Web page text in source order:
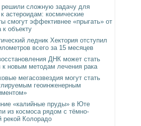
сложную задачу для
астероидам: космические
смогут эффективнее «прыгать» от
к объекту
ледник Хектория отступил
всего за 15 месяцев
ДНК может стать
новым методам лечения рака
мегасозвездия могут стать
геоинженерным
«калийные пруды» в Юте
из космоса рядом с тёмно-
рекой Колорадо